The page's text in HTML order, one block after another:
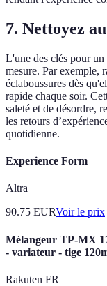
7. Nettoyez
L'une des clés pour un
mesure. Par exemple,
éclaboussures dès
rapide chaque soir.
saleté et de désordre,
les retours
quotidienne.
Experience Form
Altra
90.75 EURVoir le prix
Mélangeur TP-MX
- variateur - tige
Rakuten FR